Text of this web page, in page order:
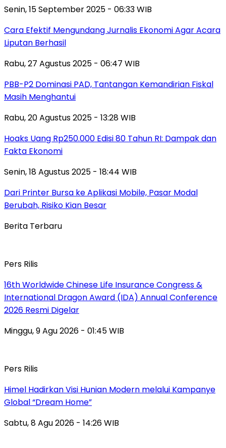
Senin, 15 September 2025 - 06:33 WIB
Cara Efektif Mengundang Jurnalis Ekonomi Agar Acara
Liputan Berhasil
Rabu, 27 Agustus 2025 - 06:47 WIB
PBB-P2 Dominasi PAD, Tantangan Kemandirian Fiskal
Masih Menghantui
Rabu, 20 Agustus 2025 - 13:28 WIB
Hoaks Uang Rp250.000 Edisi 80 Tahun RI: Dampak dan
Fakta Ekonomi
Senin, 18 Agustus 2025 - 18:44 WIB
Dari Printer Bursa ke Aplikasi Mobile, Pasar Modal
Berubah, Risiko Kian Besar
Berita Terbaru
Pers Rilis
16th Worldwide Chinese Life Insurance Congress &
International Dragon Award (IDA) Annual Conference
2026 Resmi Digelar
Minggu, 9 Agu 2026 - 01:45 WIB
Pers Rilis
Himel Hadirkan Visi Hunian Modern melalui Kampanye
Global “Dream Home”
Sabtu, 8 Agu 2026 - 14:26 WIB